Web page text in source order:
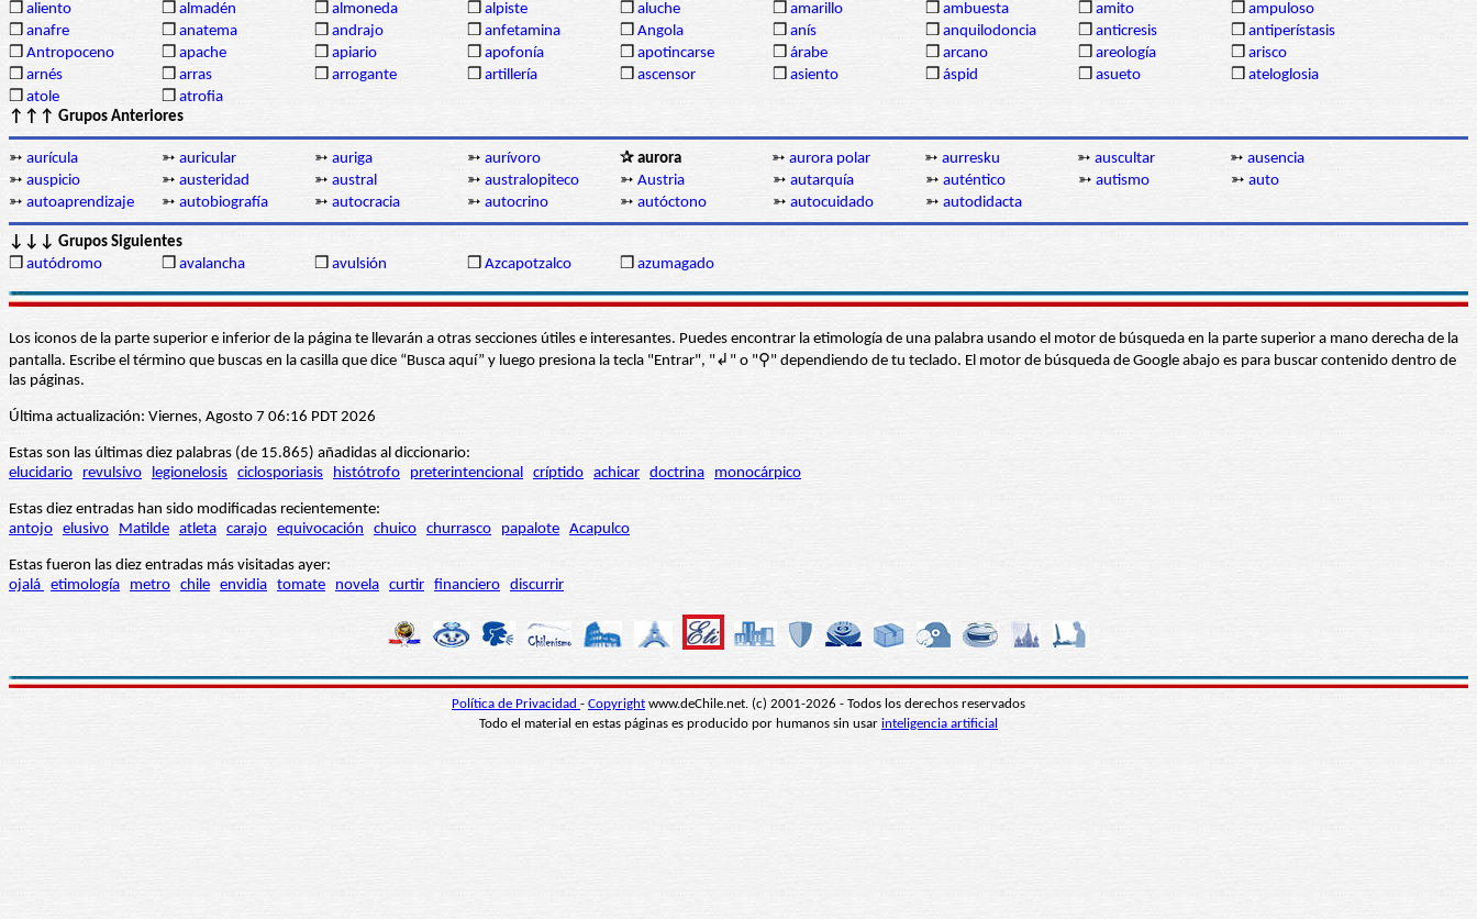
❒ aliento ❒ almadén ❒ almoneda ❒ alpiste ❒ aluche ❒ amarillo ❒ ambuesta ❒ amito ❒ ampuloso
❒ anafre ❒ anatema ❒ andrajo ❒ anfetamina ❒ Angola ❒ anís ❒ anquilodoncia ❒ anticresis ❒ antiperístasis
❒ Antropoceno ❒ apache ❒ apiario ❒ apofonía ❒ apotincarse ❒ árabe ❒ arcano ❒ areología ❒ arisco
❒ arnés ❒ arras ❒ arrogante ❒ artillería ❒ ascensor ❒ asiento ❒ áspid ❒ asueto ❒ ateloglosia
❒ atole ❒ atrofia
↑↑↑ Grupos Anteriores
➳ aurícula ➳ auricular ➳ auriga ➳ aurívoro ✰ aurora ➳ aurora polar ➳ aurresku ➳ auscultar ➳ ausencia
➳ auspicio ➳ austeridad ➳ austral ➳ australopiteco ➳ Austria ➳ autarquía ➳ auténtico ➳ autismo ➳ auto
➳ autoaprendizaje ➳ autobiografía ➳ autocracia ➳ autocrino ➳ autóctono ➳ autocuidado ➳ autodidacta
↓↓↓ Grupos Siguientes
❒ autódromo ❒ avalancha ❒ avulsión ❒ Azcapotzalco ❒ azumagado
Los iconos de la parte superior e inferior de la página te llevarán a otras secciones útiles e interesantes. Puedes encontrar la etimología de una palabra usando el motor de búsqueda en la parte superior a mano derecha de la
pantalla. Escribe el término que buscas en la casilla que dice “Busca aquí” y luego presiona la tecla "Entrar", "↲" o "⚲" dependiendo de tu teclado. El motor de búsqueda de Google abajo es para buscar contenido dentro de
las páginas.
Última actualización: Viernes, Agosto 7 06:16 PDT 2026
Estas son las últimas diez palabras (de 15.865) añadidas al diccionario:
elucidario
revulsivo legionelosis ciclosporiasis histótrofo preterintencional críptido achicar doctrina monocárpico
Estas diez entradas han sido modificadas recientemente:
antojo elusivo Matilde atleta carajo equivocación chuico churrasco papalote Acapulco
Estas fueron las diez entradas más visitadas ayer:
ojalá etimología metro chile envidia tomate novela curtir financiero discurrir
Política de Privacidad - Copyright www.deChile.net. (c) 2001-2026 - Todos los derechos reservados
Todo el material en estas páginas es producido por humanos sin usar inteligencia artificial